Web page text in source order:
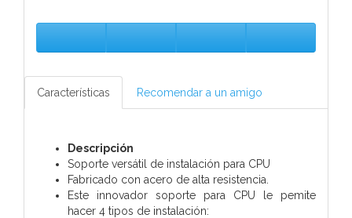
Características Recomendar a un amigo
Descripción
Soporte versátil de instalación para CPU
Fabricado con acero de alta resistencia.
Este innovador soporte para CPU le pemite
hacer 4 tipos de instalación: